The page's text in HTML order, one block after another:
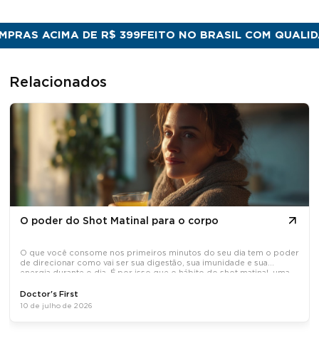
ACIMA DE R$ 399 FEITO NO BRASIL COM
Relacionados
O poder do Shot Matinal para o corpo
O que você consome nos primeiros minutos do seu dia tem o poder
de direcionar como vai ser sua digestão, sua imunidade e sua
energia durante o dia. É por isso que o hábito do shot matinal, uma
Doctor's First
10 de julho de 2026